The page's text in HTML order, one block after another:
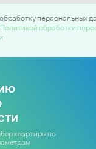
персональных
Политикой обработки
квартиры по